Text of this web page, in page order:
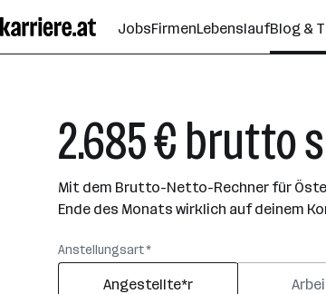
Seiteninhalt
springen
JobsFirmenLebenslaufBlog &
2.685 € brutto
Mit dem Brutto-Netto-Rechner für
Ende des Monats wirklich auf deinem
Anstellungsart *
Angestellte*r